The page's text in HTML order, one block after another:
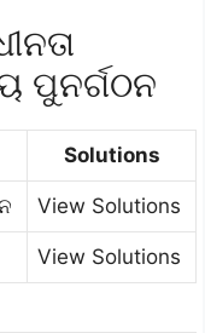
ପୁନର୍ଗଠନ
Solutions
View Solutions
View Solutions